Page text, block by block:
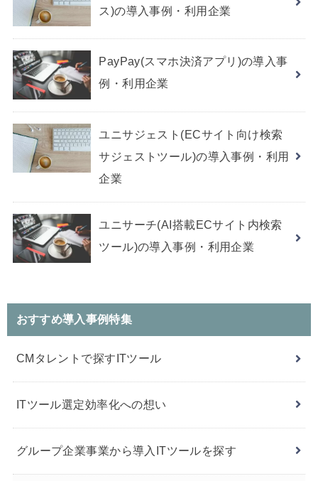
ス)の導入事例・利用企業
PayPay(スマホ決済アプリ)の導入事
例・利用企業
ユニサジェスト(ECサイト向け検索
サジェストツール)の導入事例・利用
企業
ユニサーチ(AI搭載ECサイト内検索
ツール)の導入事例・利用企業
おすすめ導入事例特集
CMタレントで探すITツール
ITツール選定効率化への想い
グループ企業事業から導入ITツールを探す